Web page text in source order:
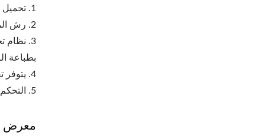
1. تحميل مكنسة البودرة متاح.
2. رش الملزمة: باستخدام تصميم فوهة الضباب.
3. نظام
بطباعة
4. يتوفر تفريغ يربط بين مطحنة مخروطية وحاوية.
5. التحكم في نقطة النهاية للتجميع: بالأمبير أو بالعزم.
معرض